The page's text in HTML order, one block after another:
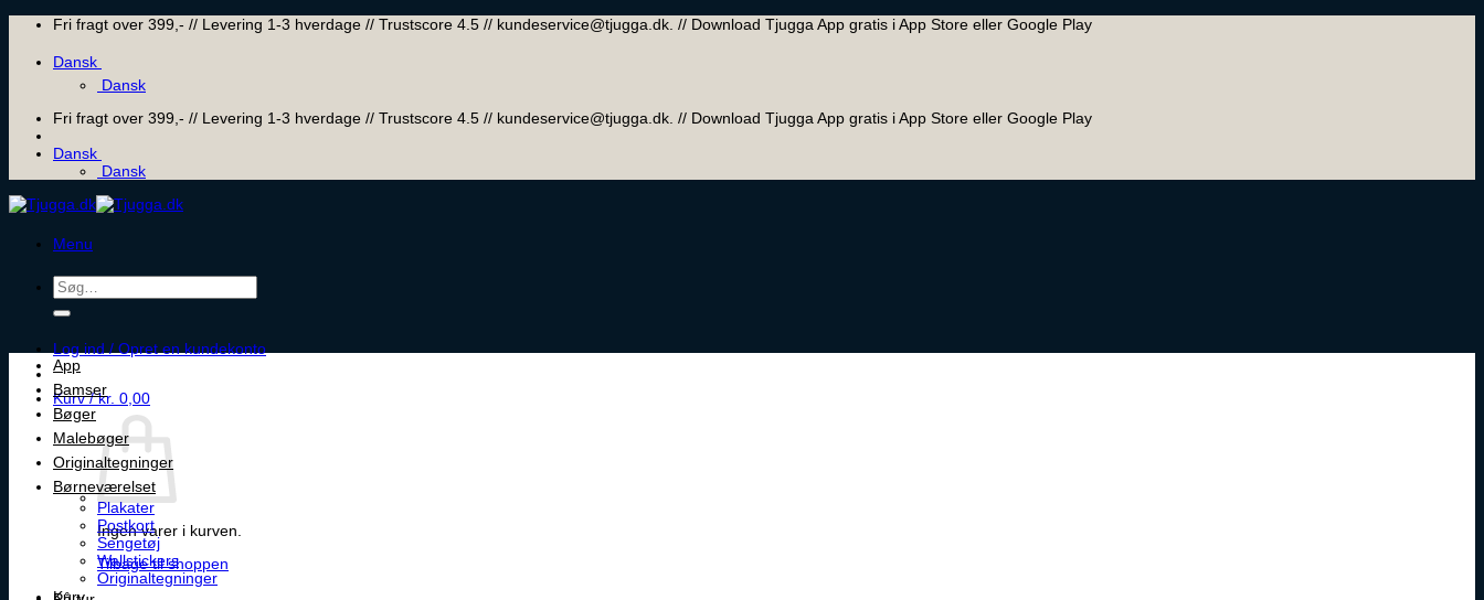
Skip
content
Fri fragt over 399,- // Levering 1-3 hverdage // Trustscore 4.5 // kundeservice@tjugga.dk. // Download Tjugga App gratis i App Store eller Google Play
Dansk
Dansk
Fri fragt over 399,- // Levering 1-3 hverdage // Trustscore 4.5 // kundeservice@tjugga.dk. // Download Tjugga App gratis i App Store eller Google Play
Dansk
Dansk
Menu
Søg
efter:
Log ind / Opret en kundekonto
Kurv /kr. 0,00
Ingen varer i kurven.
Tilbage til shoppen
Kurv
App
Bamser
Bøger
Malebøger
Originaltegninger
Børneværelset
Plakater
Postkort
Sengetøj
Wallstickers
Originaltegninger